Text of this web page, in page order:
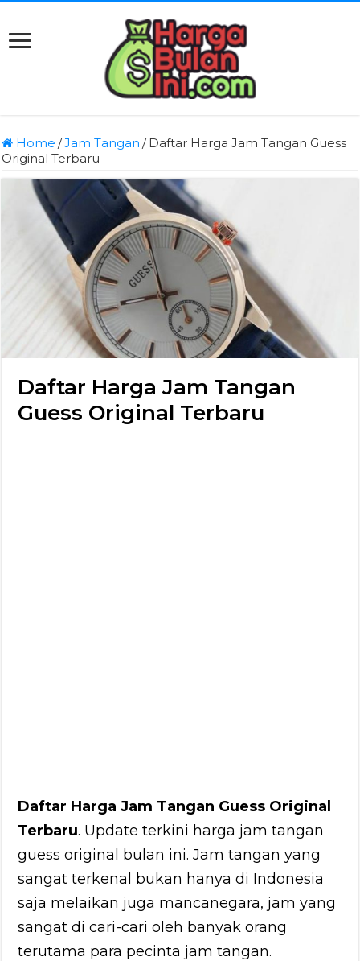
Home /Jam Tangan /Daftar Harga Jam Tangan Guess
Original Terbaru
Daftar Harga Jam Tangan
Guess Original Terbaru
Daftar Harga Jam Tangan Guess Original
Terbaru. Update terkini harga jam tangan
guess original bulan ini. Jam tangan yang
sangat terkenal bukan hanya di Indonesia
saja melaikan juga mancanegara, jam yang
sangat di cari-cari oleh banyak orang
terutama para pecinta jam tangan.